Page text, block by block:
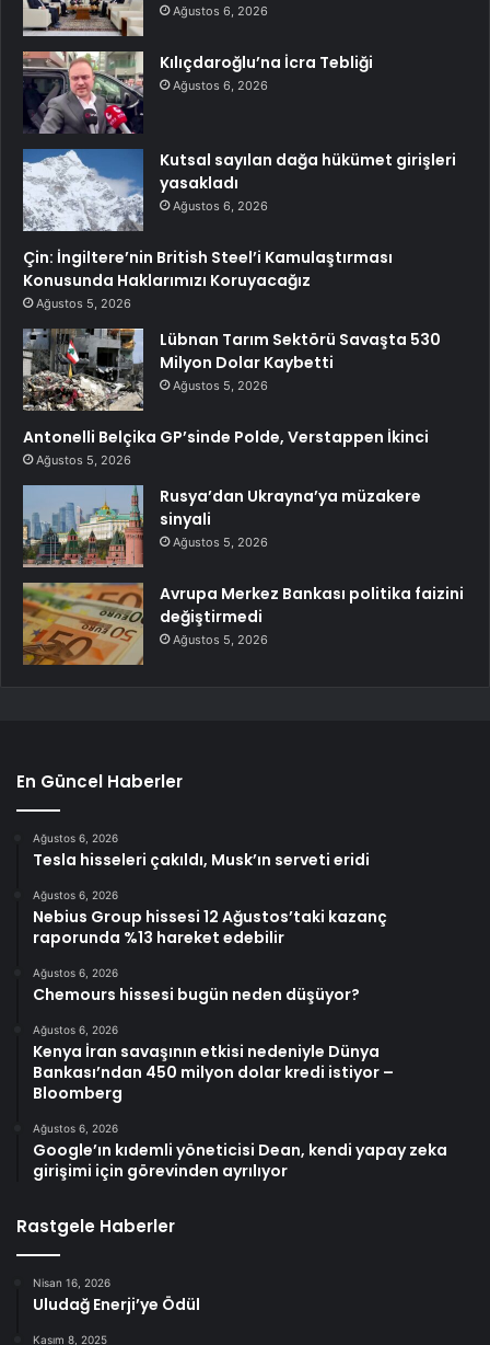
Ağustos 6, 2026
Kılıçdaroğlu’na İcra Tebliği
Ağustos 6, 2026
Kutsal sayılan dağa hükümet girişleri
yasakladı
Ağustos 6, 2026
Çin: İngiltere’nin British Steel’i Kamulaştırması
Konusunda Haklarımızı Koruyacağız
Ağustos 5, 2026
Lübnan Tarım Sektörü Savaşta 530
Milyon Dolar Kaybetti
Ağustos 5, 2026
Antonelli Belçika GP’sinde Polde, Verstappen İkinci
Ağustos 5, 2026
Rusya’dan Ukrayna’ya müzakere
sinyali
Ağustos 5, 2026
Avrupa Merkez Bankası politika faizini
değiştirmedi
Ağustos 5, 2026
En Güncel Haberler
Ağustos 6, 2026
Tesla hisseleri çakıldı, Musk’ın serveti eridi
Ağustos 6, 2026
Nebius Group hissesi 12 Ağustos’taki kazanç
raporunda %13 hareket edebilir
Ağustos 6, 2026
Chemours hissesi bugün neden düşüyor?
Ağustos 6, 2026
Kenya İran savaşının etkisi nedeniyle Dünya
Bankası’ndan 450 milyon dolar kredi istiyor –
Bloomberg
Ağustos 6, 2026
Google’ın kıdemli yöneticisi Dean, kendi yapay zeka
girişimi için görevinden ayrılıyor
Rastgele Haberler
Nisan 16, 2026
Uludağ Enerji’ye Ödül
Kasım 8, 2025